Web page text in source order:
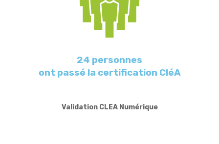
24 personnes
ont passé la certification CléA
Validation CLEA Numérique